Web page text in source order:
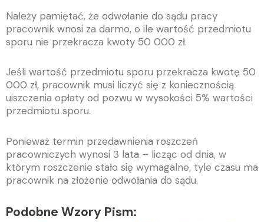
Należy pamiętać, że odwołanie do sądu pracy
pracownik wnosi za darmo, o ile wartość przedmiotu
sporu nie przekracza kwoty 50 000 zł.
Jeśli wartość przedmiotu sporu przekracza kwotę 50
000 zł, pracownik musi liczyć się z koniecznością
uiszczenia opłaty od pozwu w wysokości 5% wartości
przedmiotu sporu.
Ponieważ termin przedawnienia roszczeń
pracowniczych wynosi 3 lata – licząc od dnia, w
którym roszczenie stało się wymagalne, tyle czasu ma
pracownik na złożenie odwołania do sądu.
Podobne Wzory Pism: